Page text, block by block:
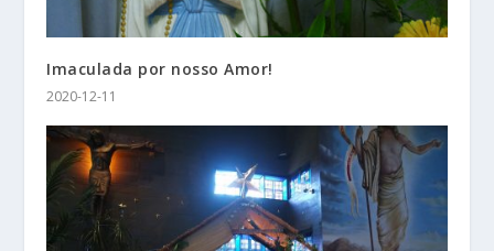
Imaculada por nosso Amor!
2020-12-11